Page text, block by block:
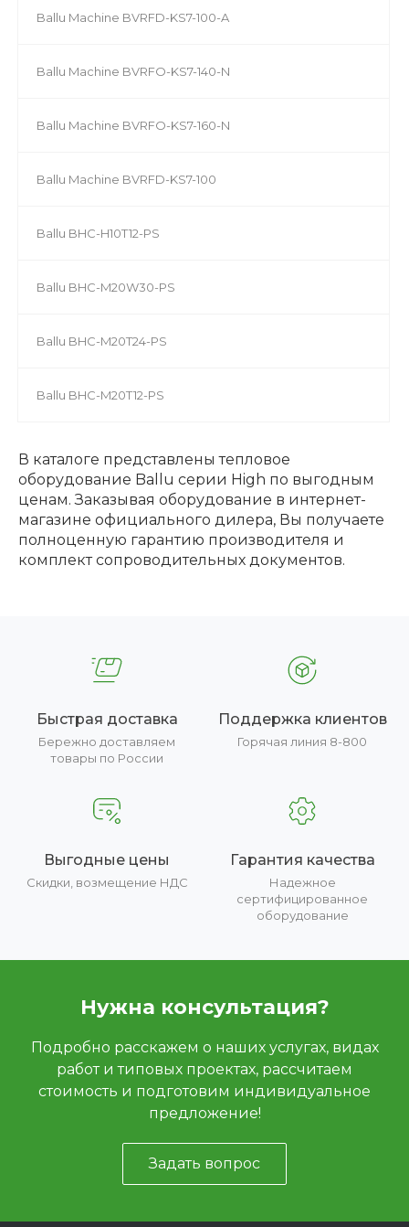
Ballu Machine BVRFD-KS7-100-A
Ballu Machine BVRFO-KS7-140-N
Ballu Machine BVRFO-KS7-160-N
Ballu Machine BVRFD-KS7-100
Ballu BHC-H10T12-PS
Ballu BHC-M20W30-PS
Ballu BHC-M20T24-PS
Ballu BHC-M20T12-PS
В каталоге представлены тепловое
оборудование Ballu серии High по выгодным
ценам. Заказывая оборудование в интернет-
магазине официального дилера, Вы получаете
полноценную гарантию производителя и
комплект сопроводительных документов.
Быстрая доставка
Бережно доставляем
товары по России
Поддержка клиентов
Горячая линия 8-800
Выгодные цены
Скидки, возмещение НДС
Гарантия качества
Надежное
сертифицированное
оборудование
Нужна консультация?
Подробно расскажем о наших услугах, видах
работ и типовых проектах, рассчитаем
стоимость и подготовим индивидуальное
предложение!
Задать вопрос